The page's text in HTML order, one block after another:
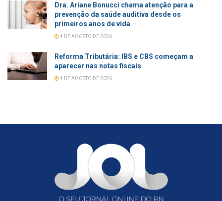
Dra. Ariane Bonucci chama atenção para a
prevenção da saúde auditiva desde os
primeiros anos de vida
4 DE AGOSTO DE 2026
Reforma Tributária: IBS e CBS começam a
aparecer nas notas fiscais
4 DE AGOSTO DE 2026